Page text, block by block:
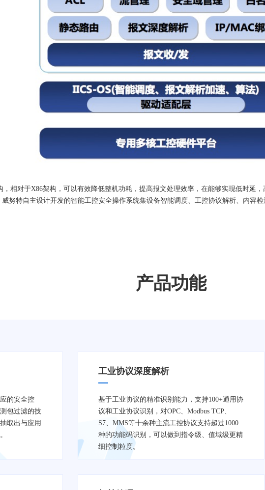
，相对于X86架构，可以有效降低整机功耗，提高报文处理效率，在能够实现低时延
努特自主设计开发的智能工控安全操作系统集设备智能调度、工控协议解析、内容
产品功能
的安全控
包过滤的技
取出与应用
工业协议深度解析
基于工业协议的精准识别能力，支持100+通用协
议和工业协议识别，对OPC、Modbus TCP、
S7、MMS等十余种主流工控协议支持超过1000
种的功能码识别，可以做到指令级、值域级更精
细控制粒度。